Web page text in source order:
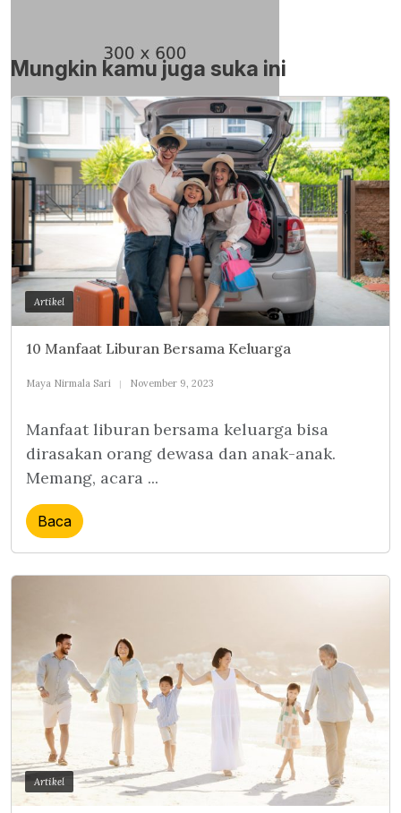
Mungkin kamu juga suka ini
Artikel
10 Manfaat Liburan Bersama Keluarga
Maya Nirmala Sari November 9, 2023
Manfaat liburan bersama keluarga bisa
dirasakan orang dewasa dan anak-anak.
Memang, acara ...
Baca
Artikel